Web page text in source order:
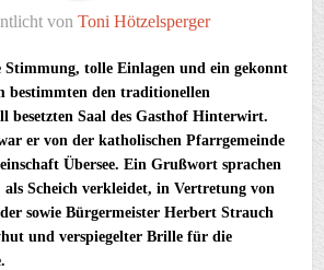
von Toni Hötzelsperger
Stimmung, tolle Einlagen und ein gekonnt
bestimmten den traditionellen
besetzten Saal des Gasthof Hinterwirt.
er von der katholischen Pfarrgemeinde
Übersee. Ein Grußwort sprachen
Scheich verkleidet, in Vertretung von
sowie Bürgermeister Herbert Strauch
und verspiegelter Brille für die